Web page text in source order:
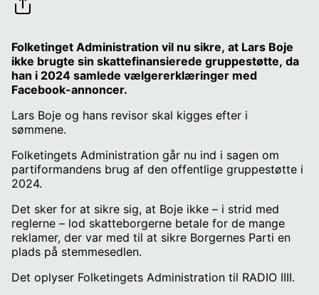
Folketinget Administration vil nu sikre, at Lars Boje
ikke brugte sin skattefinansierede gruppestøtte, da
han i 2024 samlede vælgererklæringer med
Facebook-annoncer.
Lars Boje og hans revisor skal kigges efter i
sømmene.
Folketingets Administration går nu ind i sagen om
partiformandens brug af den offentlige gruppestøtte i
2024.
Det sker for at sikre sig, at Boje ikke – i strid med
reglerne – lod skatteborgerne betale for de mange
reklamer, der var med til at sikre Borgernes Parti en
plads på stemmesedlen.
Det oplyser Folketingets Administration til RADIO IIII.